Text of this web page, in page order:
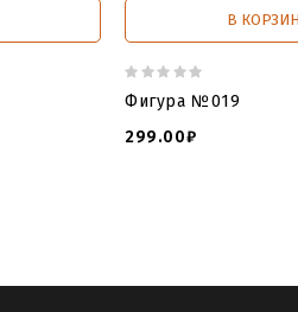
В
Фигура №019
299.00₽